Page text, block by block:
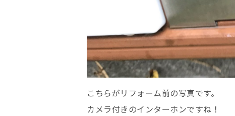
こちらがリフォーム前の写真です。
カメラ付きのインターホンですね！